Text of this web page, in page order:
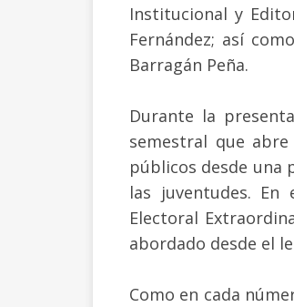
Institucional y
Fernández; así
Barragán Peña.
Durante la
semestral que
públicos desde una
las juventudes.
Electoral
abordado desde el
Como en cada